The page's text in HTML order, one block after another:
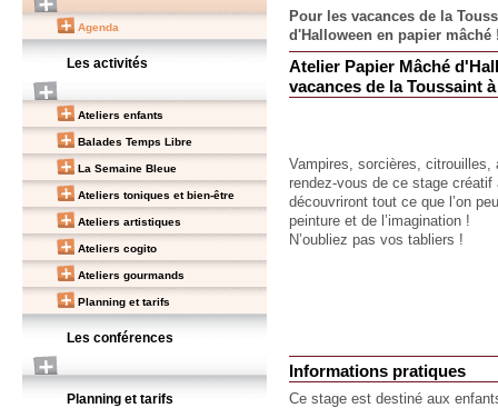
Agenda
Les activités
Ateliers enfants
Balades Temps Libre
La Semaine Bleue
Ateliers toniques et bien-être
Ateliers artistiques
Ateliers cogito
Ateliers gourmands
Planning et tarifs
Les conférences
Planning et tarifs
Pour les vacances de la
d'Halloween en papier mâché
Atelier Papier Mâché
vacances de la Toussaint
Vampires, sorcières, citrouilles,
rendez-vous de ce stage
découvriront tout ce que l’on
peinture et de l’imagination !
N’oubliez pas vos tabliers !
Informations pratiques
Ce stage est destiné aux